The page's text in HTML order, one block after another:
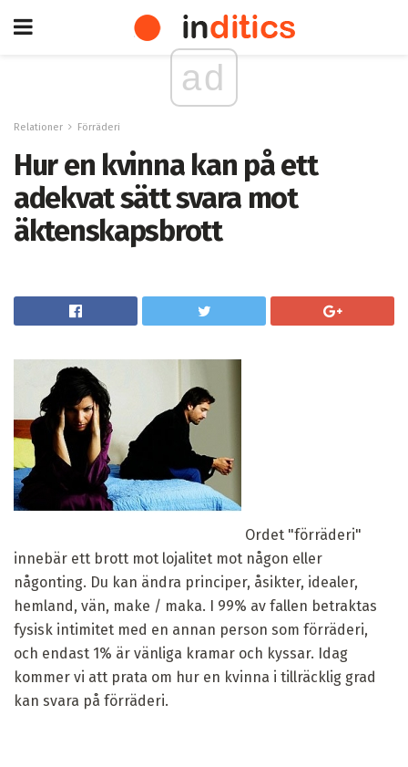
ad
Relationer Förräderi
Hur en kvinna kan på ett
adekvat sätt svara mot
äktenskapsbrott
Ordet "förräderi"
innebär ett brott mot lojalitet mot någon eller
någonting. Du kan ändra principer, åsikter, idealer,
hemland, vän, make / maka. I 99% av fallen betraktas
fysisk intimitet med en annan person som förräderi,
och endast 1% är vänliga kramar och kyssar. Idag
kommer vi att prata om hur en kvinna i tillräcklig grad
kan svara på förräderi.